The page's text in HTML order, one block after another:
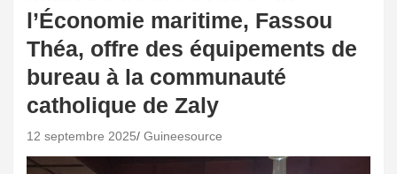
l’Économie maritime, Fassou
Théa, offre des équipements de
bureau à la communauté
catholique de Zaly
12 septembre 2025 Guineesource